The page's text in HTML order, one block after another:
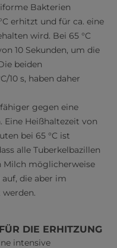
Bakterien
erhitzt und für ca. eine
wird. Bei 65 °C
10 Sekunden, um die
beiden
10 s, haben daher
gegen eine
Heißhaltezeit von
bei 65 °C ist
alle Tuberkelbazillen
Milch möglicherweise
die aber im
DIE ERHITZUNG
intensive